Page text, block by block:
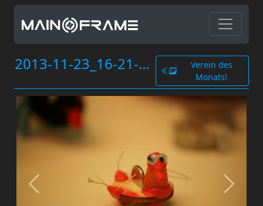
2013-11-23_16-21-29.jpg
Verein des
Monats!